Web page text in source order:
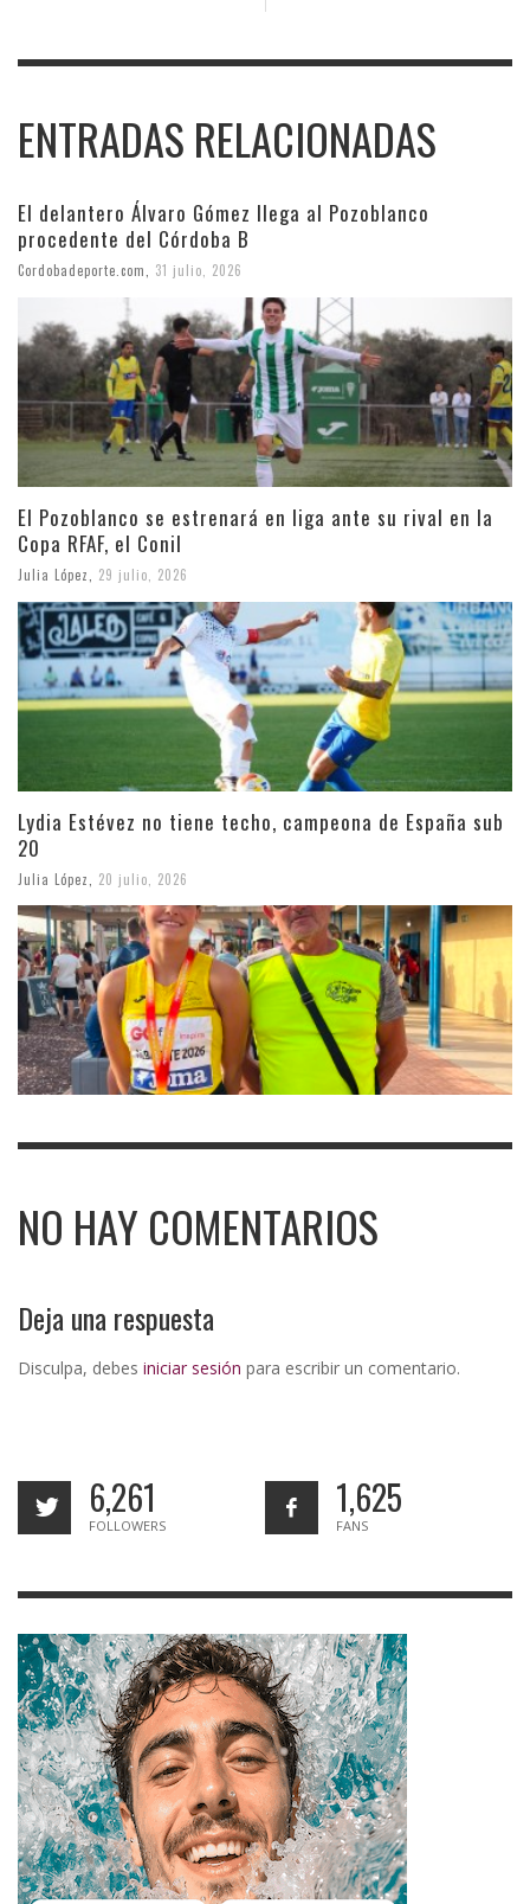
ENTRADAS RELACIONADAS
El delantero Álvaro Gómez llega al Pozoblanco
procedente del Córdoba B
Cordobadeporte.com 31 julio, 2026
El Pozoblanco se estrenará en liga ante su rival en la
Copa RFAF, el Conil
Julia López 29 julio, 2026
Lydia Estévez no tiene techo, campeona de España sub
20
Julia López 20 julio, 2026
NO HAY COMENTARIOS
Deja una respuesta
Disculpa, debes iniciar sesión para escribir un comentario.
6,261
FOLLOWERS
1,625
FANS